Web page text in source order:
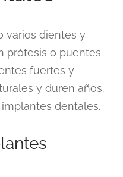
varios dientes y
prótesis o puentes
fuertes y
y duren años.
dentales.